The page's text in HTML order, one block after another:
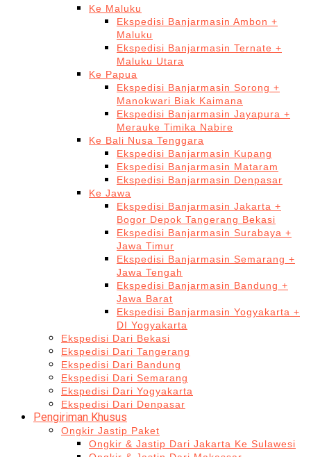
Ke Maluku
Ekspedisi Banjarmasin Ambon +
Maluku
Ekspedisi Banjarmasin Ternate +
Maluku Utara
Ke Papua
Ekspedisi Banjarmasin Sorong +
Manokwari Biak Kaimana
Ekspedisi Banjarmasin Jayapura +
Merauke Timika Nabire
Ke Bali Nusa Tenggara
Ekspedisi Banjarmasin Kupang
Ekspedisi Banjarmasin Mataram
Ekspedisi Banjarmasin Denpasar
Ke Jawa
Ekspedisi Banjarmasin Jakarta +
Bogor Depok Tangerang Bekasi
Ekspedisi Banjarmasin Surabaya +
Jawa Timur
Ekspedisi Banjarmasin Semarang +
Jawa Tengah
Ekspedisi Banjarmasin Bandung +
Jawa Barat
Ekspedisi Banjarmasin Yogyakarta +
DI Yogyakarta
Ekspedisi Dari Bekasi
Ekspedisi Dari Tangerang
Ekspedisi Dari Bandung
Ekspedisi Dari Semarang
Ekspedisi Dari Yogyakarta
Ekspedisi Dari Denpasar
Pengiriman Khusus
Ongkir Jastip Paket
Ongkir & Jastip Dari Jakarta Ke Sulawesi